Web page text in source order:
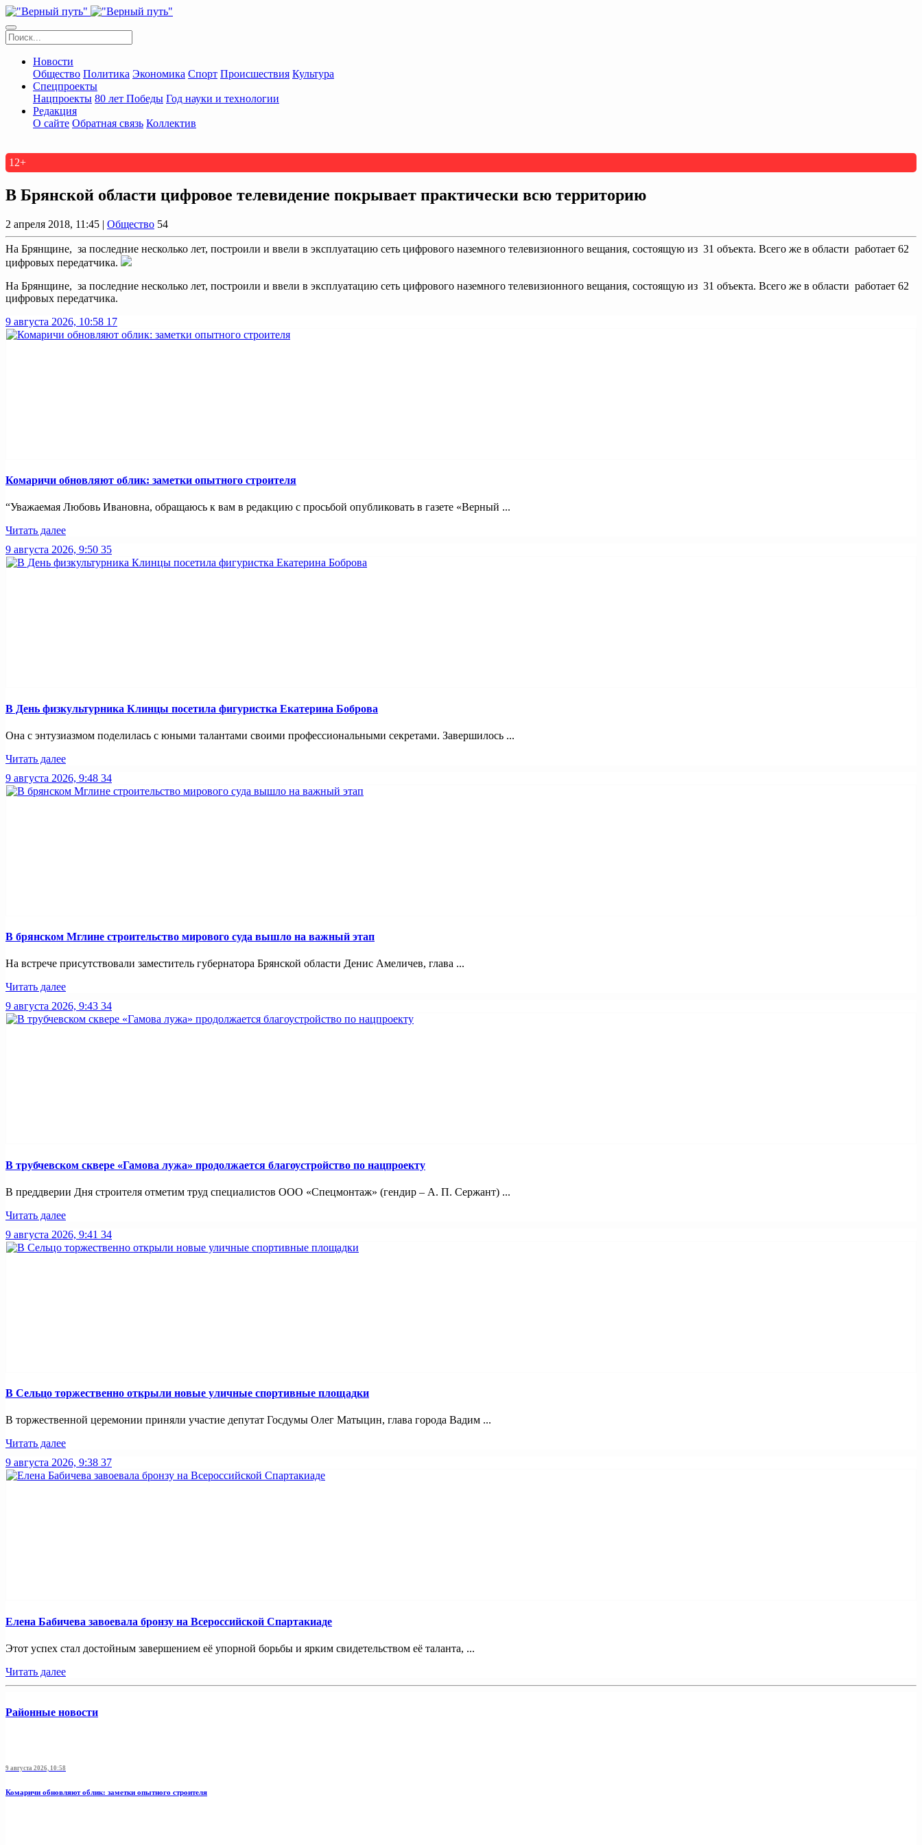
Новости
Общество Политика Экономика Спорт Происшествия Культура
Спецпроекты
Нацпроекты 80 лет Победы Год науки и технологии
Редакция
О сайте Обратная связь Коллектив
12+
В Брянской области цифровое телевидение покрывает практически всю территорию
2 апреля 2018, 11:45 | Общество 54
На Брянщине, за последние несколько лет, построили и ввели в эксплуатацию сеть цифрового наземного телевизионного вещания, состоящую из 31 объекта. Всего же в области работает 62
цифровых передатчика.
На Брянщине, за последние несколько лет, построили и ввели в эксплуатацию сеть цифрового наземного телевизионного вещания, состоящую из 31 объекта. Всего же в области работает 62
цифровых передатчика.
9 августа 2026, 10:58 17
Комаричи обновляют облик: заметки опытного строителя
“Уважаемая Любовь Ивановна, обращаюсь к вам в редакцию с просьбой опубликовать в газете «Верный ...
Читать далее
9 августа 2026, 9:50 35
В День физкультурника Клинцы посетила фигуристка Екатерина Боброва
Она с энтузиазмом поделилась с юными талантами своими профессиональными секретами. Завершилось ...
Читать далее
9 августа 2026, 9:48 34
В брянском Мглине строительство мирового суда вышло на важный этап
На встрече присутствовали заместитель губернатора Брянской области Денис Амеличев, глава ...
Читать далее
9 августа 2026, 9:43 34
В трубчевском сквере «Гамова лужа» продолжается благоустройство по нацпроекту
В преддверии Дня строителя отметим труд специалистов ООО «Спецмонтаж» (гендир – А. П. Сержант) ...
Читать далее
9 августа 2026, 9:41 34
В Сельцо торжественно открыли новые уличные спортивные площадки
В торжественной церемонии приняли участие депутат Госдумы Олег Матыцин, глава города Вадим ...
Читать далее
9 августа 2026, 9:38 37
Елена Бабичева завоевала бронзу на Всероссийской Спартакиаде
Этот успех стал достойным завершением её упорной борьбы и ярким свидетельством её таланта, ...
Читать далее
Районные новости
9 августа 2026, 10:58
Комаричи обновляют облик: заметки опытного строителя